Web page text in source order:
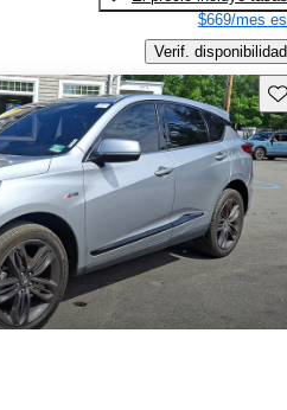
$669/mes
Verif. disponibilidad